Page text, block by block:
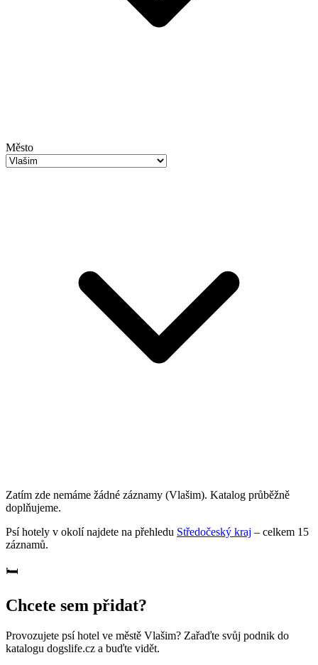
Město
Zatím zde nemáme žádné záznamy (Vlašim). Katalog průběžně
doplňujeme.
Psí hotely v okolí najdete na přehledu Středočeský kraj – celkem 15
záznamů.
🛏️
Chcete sem přidat?
Provozujete psí hotel ve městě Vlašim? Zařaďte svůj podnik do
katalogu dogslife.cz a buďte vidět.